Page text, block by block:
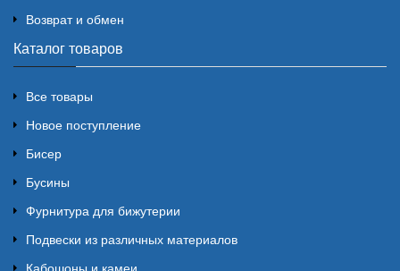
Возврат и обмен
Каталог товаров
Все товары
Новое поступление
Бисер
Бусины
Фурнитура для бижутерии
Подвески из различных материалов